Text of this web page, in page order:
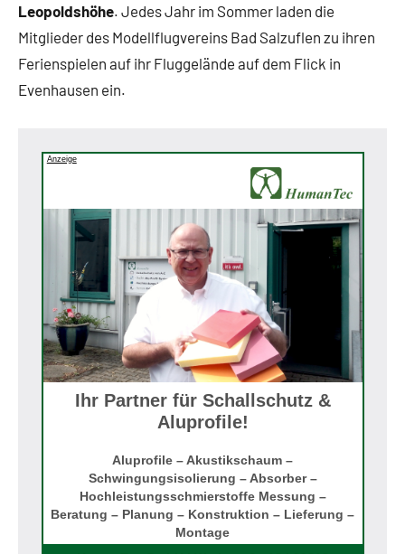
Leopoldshöhe. Jedes Jahr im Sommer laden die
Mitglieder des Modellflugvereins Bad Salzuflen zu ihren
Ferienspielen auf ihr Fluggelände auf dem Flick in
Evenhausen ein.
Anzeige
Ihr Partner für Schallschutz &
Aluprofile!
Aluprofile – Akustikschaum –
Schwingungsisolierung – Absorber –
Hochleistungsschmierstoffe Messung –
Beratung – Planung – Konstruktion – Lieferung –
Montage